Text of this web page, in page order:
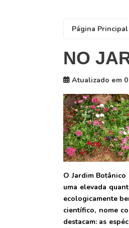
Página Principal
NO
Atualizado em
O Jardim
uma elevada
ecologicamente
científico, nome
destacam: as